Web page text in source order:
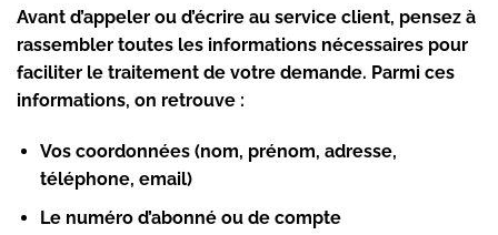
Avant d’appeler ou d’écrire au service client, pensez à
rassembler toutes les informations nécessaires pour
faciliter le traitement de votre demande. Parmi ces
informations, on retrouve :
Vos coordonnées (nom, prénom, adresse,
téléphone, email)
Le numéro d’abonné ou de compte